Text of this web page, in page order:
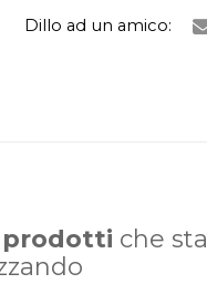
Dillo ad un amico:
prodotti che